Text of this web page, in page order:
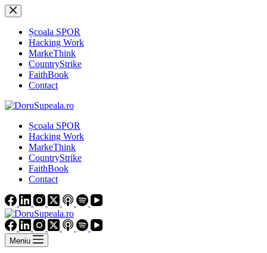
Sari
la
conținutȘcoala SPOR
Hacking Work
MarkeThink
CountryStrike
FaithBook
Contact
Școala SPOR
Hacking Work
MarkeThink
CountryStrike
FaithBook
Contact
Meniu